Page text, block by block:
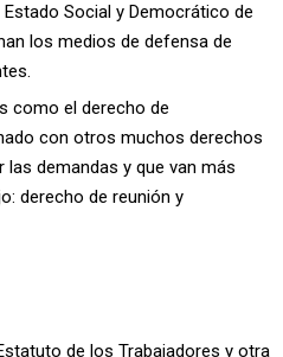
Social y Democrático de
los medios de defensa de
como el derecho de
con otros muchos derechos
demandas y que van más
derecho de reunión y
de los Trabajadores y otra